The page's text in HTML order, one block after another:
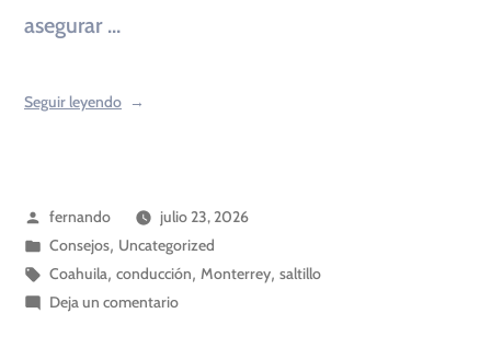
asegurar …
Seguir leyendo
fernando
julio 23, 2026
Consejos, Uncategorized
Coahuila,conducción, Monterrey,saltillo
Deja un comentario